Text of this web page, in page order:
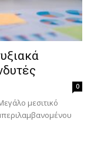
0
μεσιτικό